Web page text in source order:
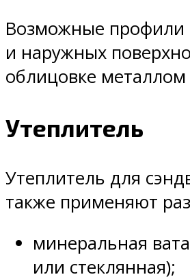
Возможные профили
и наружных
облицовке металлом
Утеплитель
Утеплитель для
также применяют
минеральная
или стеклянная);